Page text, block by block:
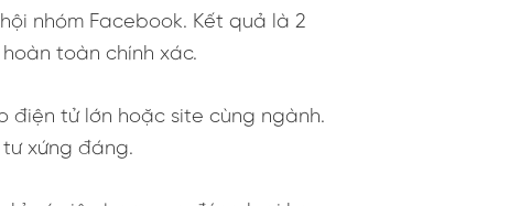
nhóm Facebook. Kết quả là 2
toàn chính xác.
điện tử lớn hoặc site cùng ngành.
xứng đáng.